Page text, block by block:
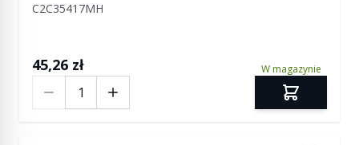
C2C35417MH
45,26 zł W magazynie